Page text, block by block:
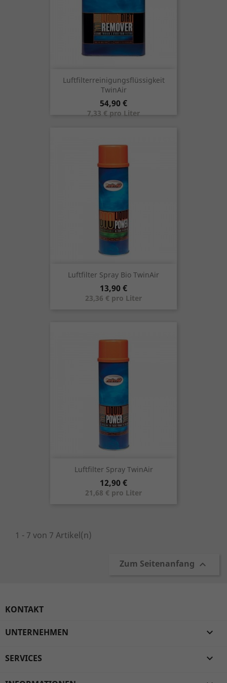
Luftfilterreinigungsflüssigkeit
TwinAir
Preis
54,90 €
7,33 € pro Liter
Luftfilter Spray Bio TwinAir
Preis
13,90 €
23,36 € pro Liter
Luftfilter Spray TwinAir
Preis
12,90 €
21,68 € pro Liter
1 - 7 von 7 Artikel(n)
Zum Seitenanfang 
KONTAKT
UNTERNEHMEN 
SERVICES 